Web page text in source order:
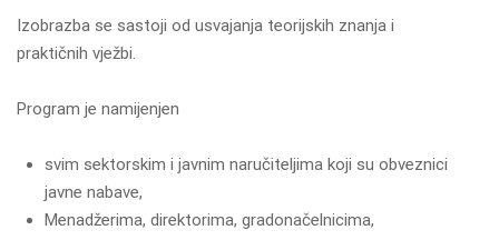
Izobrazba se sastoji od usvajanja teorijskih znanja i
praktičnih vježbi.
Program je namijenjen
svim sektorskim i javnim naručiteljima koji su obveznici
javne nabave,
Menadžerima, direktorima, gradonačelnicima,